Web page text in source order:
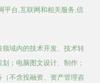
平台,互联网和相关服务,信
域内的技术开发、技术转
；电脑图文设计、制作；
不含投融资、资产管理咨